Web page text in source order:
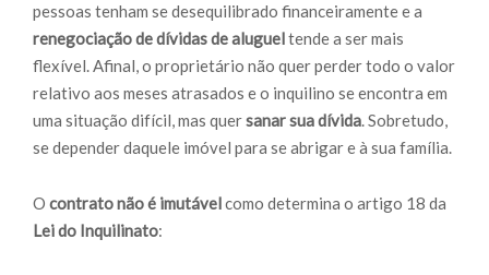
pessoas tenham se desequilibrado financeiramente e a
renegociação de dívidas de alugueltende a ser mais
flexível. Afinal, o proprietário não quer perder todo o valor
relativo aos meses atrasados e o inquilino se encontra em
uma situação difícil, mas quersanar sua dívida. Sobretudo,
se depender daquele imóvel para se abrigar e à sua família.
O contrato não é imutávelcomo determina o artigo 18 da
Lei do Inquilinato: